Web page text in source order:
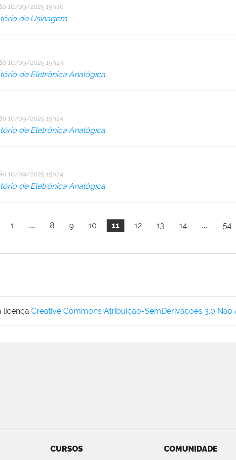
10/09/2025 15h40
de Usinagem
10/09/2025 15h24
de Eletrônica Analógica
10/09/2025 15h24
de Eletrônica Analógica
10/09/2025 15h24
de Eletrônica Analógica
1 ... 8 9 10 11 12 13 14 ... 54
licença Creative Commons Atribuição-SemDerivações 3.0 Não
CURSOS COMUNIDADE